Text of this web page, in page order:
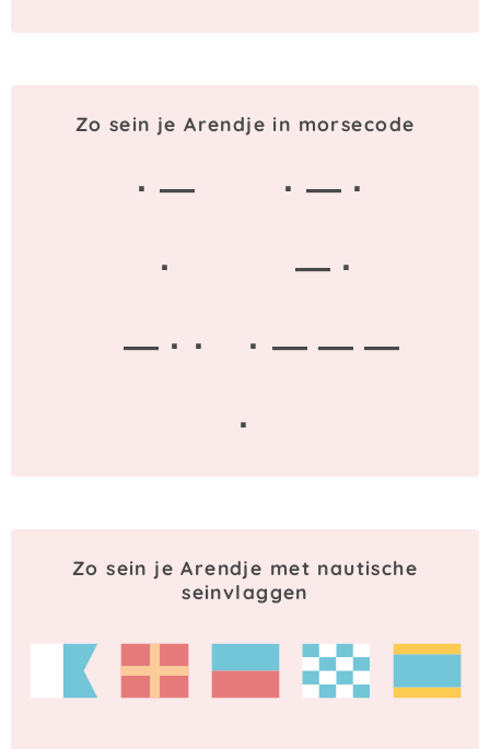
Zo sein je Arendje in morsecode
· —
· — ·
·
— ·
— · ·
· — — —
·
Zo sein je Arendje met nautische
seinvlaggen